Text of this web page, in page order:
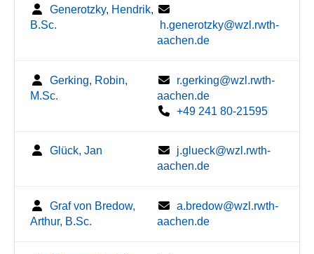
Generotzky, Hendrik,
B.Sc.
h.generotzky@wzl.rwth-
aachen.de
Gerking, Robin,
M.Sc.
r.gerking@wzl.rwth-
aachen.de
+49 241 80-21595
Glück, Jan
j.glueck@wzl.rwth-
aachen.de
Graf von Bredow,
Arthur, B.Sc.
a.bredow@wzl.rwth-
aachen.de